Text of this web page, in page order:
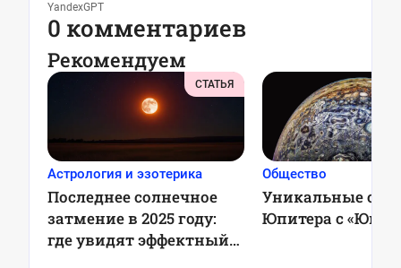
YandexGPT
0 комментариев
Рекомендуем
СТАТЬЯ
Астрология и эзотерика
Последнее солнечное
затмение в 2025 году:
где увидят эффектный
Общество
Уникальные
Юпитера с